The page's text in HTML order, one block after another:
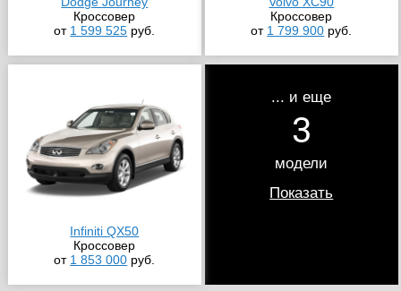
Кроссовер
от 1 599 525 руб.
Кроссовер
от 1 799 900 руб.
Infiniti QX50
Кроссовер
от 1 853 000 руб.
... и еще
3
модели
Показать